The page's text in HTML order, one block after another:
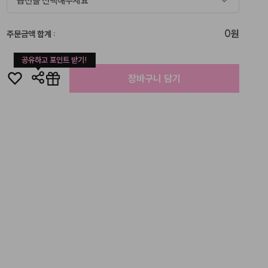
주문금액 합계 : 0원
공유하고 포인트 받기!
장바구니 담기